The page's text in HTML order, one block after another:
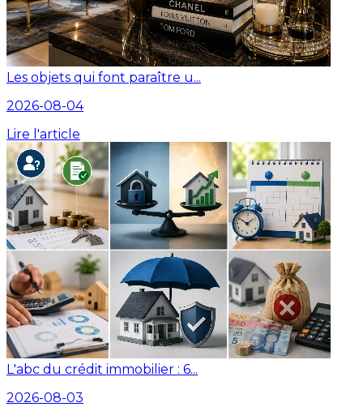
Les objets qui font paraître u...
2026-08-04
Lire l'article
L'abc du crédit immobilier : 6...
2026-08-03